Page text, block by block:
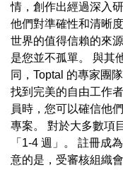
情，創作出經過深入
他們對準確性和清晰
世界的值得信賴的來
是您並不孤單。 與其
同，Toptal 的專家團
找到完美的自由工作者
員時，您可以確信他
專案。 對於大多數項
「1-4 週」。 註冊成
意的是，受審核組織